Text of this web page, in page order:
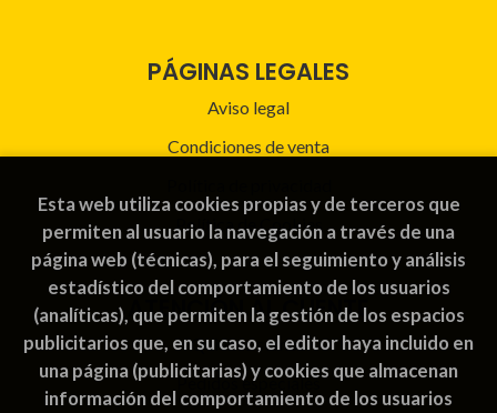
PÁGINAS LEGALES
Aviso legal
Condiciones de venta
Política de Cookies
ATENCIÓN AL CLIENTE
Quiénes somos
Pedidos especiales
Esta web utiliza cookies propias y de terceros que
permiten al usuario la navegación a través de una
página web (técnicas), para el seguimiento y análisis
estadístico del comportamiento de los usuarios
(analíticas), que permiten la gestión de los espacios
publicitarios que, en su caso, el editor haya incluido en
una página (publicitarias) y cookies que almacenan
información del comportamiento de los usuarios